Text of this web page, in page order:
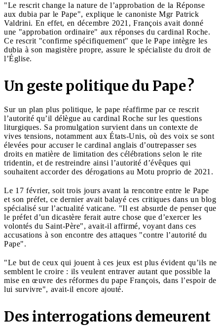
"Le rescrit change la nature de l’approbation de la Réponse
aux dubia par le Pape", explique le canoniste Mgr Patrick
Valdrini. En effet, en décembre 2021, François avait donné
une "approbation ordinaire" aux réponses du cardinal Roche.
Ce rescrit "confirme spécifiquement" que le Pape intègre les
dubia à son magistère propre, assure le spécialiste du droit de
l’Église.
Un geste politique du Pape ?
Sur un plan plus politique, le pape réaffirme par ce rescrit
l’autorité qu’il délègue au cardinal Roche sur les questions
liturgiques. Sa promulgation survient dans un contexte de
vives tensions, notamment aux États-Unis, où des voix se sont
élevées pour accuser le cardinal anglais d’outrepasser ses
droits en matière de limitation des célébrations selon le rite
tridentin, et de restreindre ainsi l’autorité d’évêques qui
souhaitent accorder des dérogations au Motu proprio de 2021.
Le 17 février, soit trois jours avant la rencontre entre le Pape
et son préfet, ce dernier avait balayé ces critiques dans un blog
spécialisé sur l’actualité vaticane. "Il est absurde de penser que
le préfet d’un dicastère ferait autre chose que d’exercer les
volontés du Saint-Père", avait-il affirmé, voyant dans ces
accusations à son encontre des attaques "contre l’autorité du
Pape".
"Le but de ceux qui jouent à ces jeux est plus évident qu’ils ne
semblent le croire : ils veulent entraver autant que possible la
mise en œuvre des réformes du pape François, dans l’espoir de
lui survivre", avait-il encore ajouté.
Des interrogations demeurent